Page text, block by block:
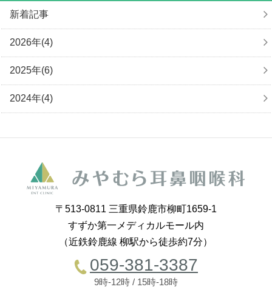
新着記事
2026年(4)
2025年(6)
2024年(4)
〒513-0811 三重県鈴鹿市柳町1659-1
すずか第一メディカルモール内
（近鉄鈴鹿線 柳駅から徒歩約7分）
059-381-3387
9時-12時 / 15時-18時